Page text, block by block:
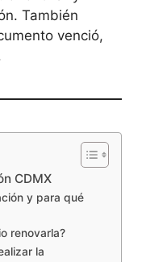
También
venció,
CDMX
y para qué
renovarla?
la